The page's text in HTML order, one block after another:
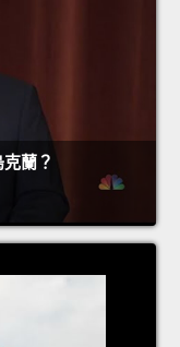
蘭？